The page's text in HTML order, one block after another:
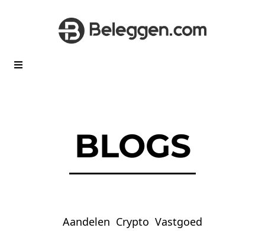
BLOGS
Aandelen Crypto Vastgoed